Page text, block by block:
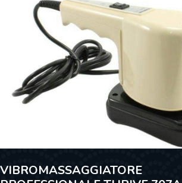
VIBROMASSAGGIATORE